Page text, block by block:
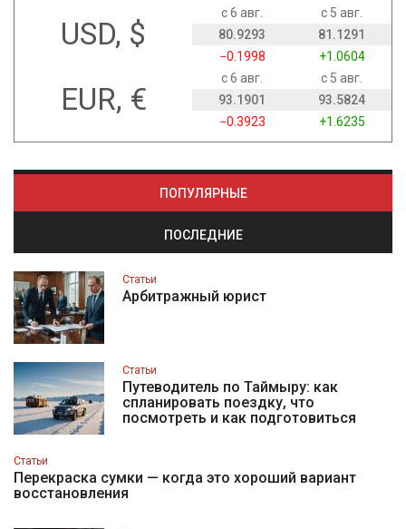
USD, $
с 6 авг.
с 5 авг.
80.9293
81.1291
−0.1998
+1.0604
EUR, €
с 6 авг.
с 5 авг.
93.1901
93.5824
−0.3923
+1.6235
ПОПУЛЯРНЫЕ
ПОСЛЕДНИЕ
Статьи
Арбитражный юрист
Статьи
Путеводитель по Таймыру: как
спланировать поездку, что
посмотреть и как подготовиться
Статьи
Перекраска сумки — когда это хороший вариант
восстановления